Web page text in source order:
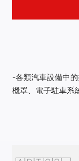
各類汽車設備中
機罩、電子駐車系